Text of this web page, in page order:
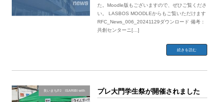
た。Moodle版もございますので、ぜひご覧くださ
い。 LASBOS MOODLEからもご覧いただけます
RFC_News_006_20241129ダウンロード 備考：
共創センターニ[…]
続きを読む
良いまちPJ ISARIBI with プレ大門学生祭が開催されました